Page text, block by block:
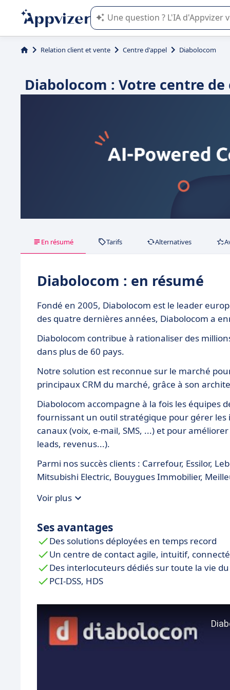
L'IA de Appvizer vous guide dans
Relation client et vente Centre d'appel Diabolocom
Diabolocom : Votre centre
En résumé Tarifs Alternatives
Diabolocom : en résumé
Fondé en 2005, Diabolocom est le leader
des quatre dernières années, Diabolocom a
Diabolocom contribue à rationaliser des
dans plus de 60 pays.
Notre solution est reconnue sur le marché
principaux CRM du marché, grâce à son
Diabolocom accompagne à la fois les équipes
fournissant un outil stratégique pour gérer les
canaux (voix, e-mail, SMS, ...) et pour
leads, revenus...).
Parmi nos succès clients : Carrefour, Essilor,
Mitsubishi Electric, Bouygues Immobilier,
Voir plus
Ses avantages
Des solutions déployées en temps record
Un centre de contact agile, intuitif,
Des interlocuteurs dédiés sur toute la vie
PCI-DSS, HDS